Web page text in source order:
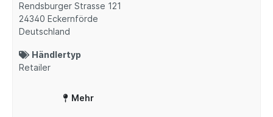
Rendsburger Strasse 121
24340 Eckernförde
Deutschland
Händlertyp
Retailer
Mehr